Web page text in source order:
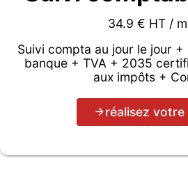
34.9 € HT /
Suivi compta au jour le jour
banque + TVA + 2035
aux impôts +
réalisez votre